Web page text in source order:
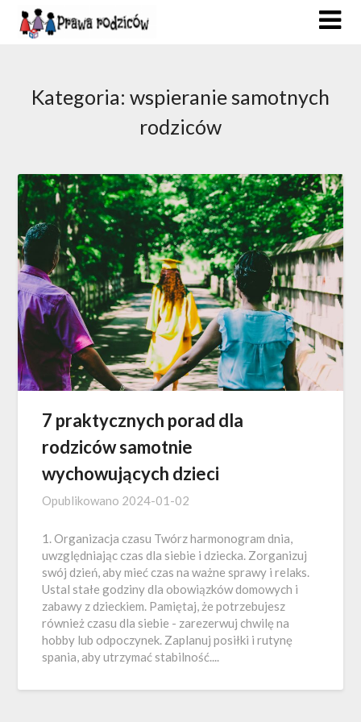
Skip
Kategoria: wspieranie samotnych
rodziców
7 praktycznych porad dla
rodziców samotnie
wychowujących dzieci
Opublikowano 2024-01-02
1. Organizacja czasu Twórz harmonogram dnia,
uwzględniając czas dla siebie i dziecka. Zorganizuj
swój dzień, aby mieć czas na ważne sprawy i relaks.
Ustal stałe godziny dla obowiązków domowych i
zabawy z dzieckiem. Pamiętaj, że potrzebujesz
również czasu dla siebie - zarezerwuj chwilę na
hobby lub odpoczynek. Zaplanuj posiłki i rutynę
spania, aby utrzymać stabilność....